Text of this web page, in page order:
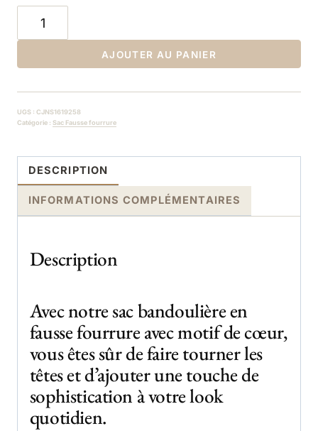
bandoulière
fausse
fourrure
motif
AJOUTER AU PANIER
UGS : CJNS1619258
Catégorie : Sac Fausse fourrure
DESCRIPTION
INFORMATIONS COMPLÉMENTAIRES
Description
Avec notre sac bandoulière en
fausse fourrure avec motif de cœur,
vous êtes sûr de faire tourner les
têtes et d’ajouter une touche de
sophistication à votre look
quotidien.